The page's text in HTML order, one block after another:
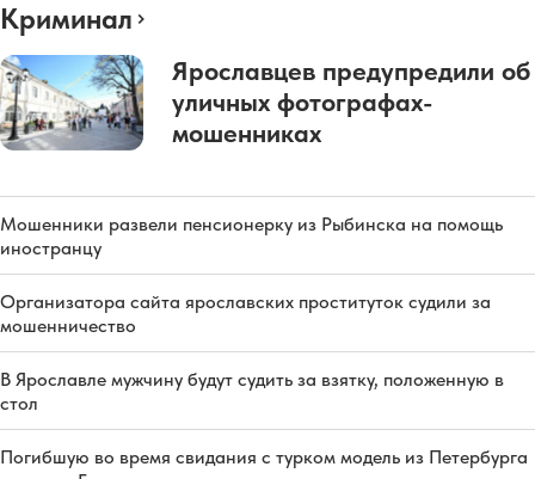
Криминал
Ярославцев предупредили об
уличных фотографах-
мошенниках
Мошенники развели пенсионерку из Рыбинска на помощь
иностранцу
Организатора сайта ярославских проституток судили за
мошенничество
В Ярославле мужчину будут судить за взятку, положенную в
стол
Погибшую во время свидания с турком модель из Петербурга